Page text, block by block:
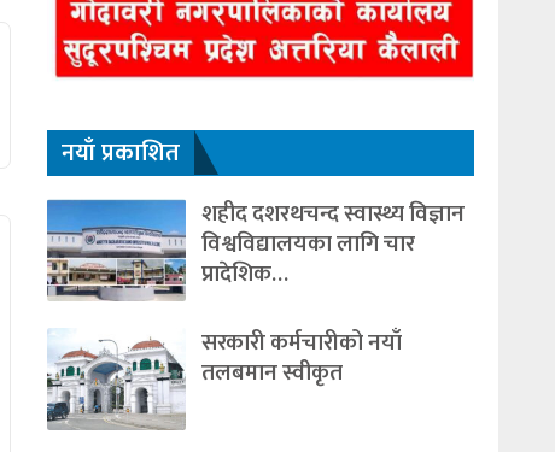
नयाँ प्रकाशित
शहीद दशरथचन्द स्वास्थ्य विज्ञान
विश्वविद्यालयका लागि चार
प्रादेशिक…
सरकारी कर्मचारीको नयाँ
तलबमान स्वीकृत